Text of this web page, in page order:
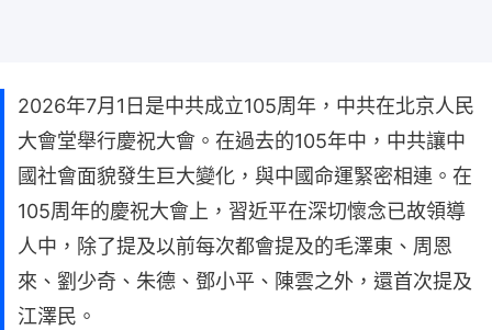
2026年7月1日是中共成立105周年，中共在北京人民
大會堂舉行慶祝大會。在過去的105年中，中共讓中
國社會面貌發生巨大變化，與中國命運緊密相連。在
105周年的慶祝大會上，習近平在深切懷念已故領導
人中，除了提及以前每次都會提及的毛澤東、周恩
來、劉少奇、朱德、鄧小平、陳雲之外，還首次提及
江澤民。